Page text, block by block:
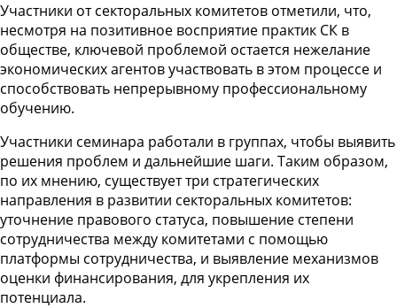
Участники от секторальных комитетов отметили, что,
несмотря на позитивное восприятие практик СК в
обществе, ключевой проблемой остается нежелание
экономических агентов участвовать в этом процессе и
способствовать непрерывному профессиональному
обучению.
Участники семинара работали в группах, чтобы выявить
решения проблем и дальнейшие шаги. Таким образом,
по их мнению, существует три стратегических
направления в развитии секторальных комитетов:
уточнение правового статуса, повышение степени
сотрудничества между комитетами с помощью
платформы сотрудничества, и выявление механизмов
оценки финансирования, для укрепления их
потенциала.